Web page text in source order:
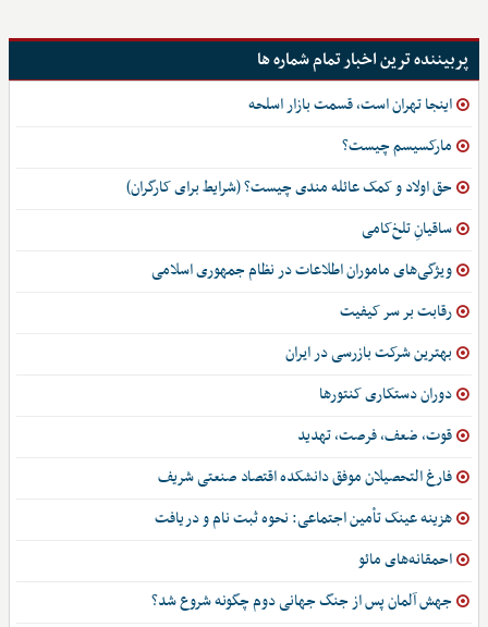
پربیننده ترین اخبار تمام شماره ها
اینجا تهران است، قسمت بازار اسلحه
مارکسیسم چیست؟
حق اولاد و کمک عائله مندی چیست؟ (شرایط برای کارگران)
ساقیانِ تلخ‌کامی
ویژگی‌های ماموران اطلاعات در نظام جمهوری اسلامی
رقابت بر سر کیفیت
بهترین شرکت بازرسی در ایران
دوران دستکاری کنتورها
قوت، ضعف، فرصت، تهدید
فارغ التحصیلان موفق دانشکده اقتصاد صنعتی شریف
هزینه عینک تأمین اجتماعی: نحوه ثبت نام و دریافت
احمقانه‌های مائو
جهش آلمان پس از جنگ جهانی دوم چگونه شروع شد؟